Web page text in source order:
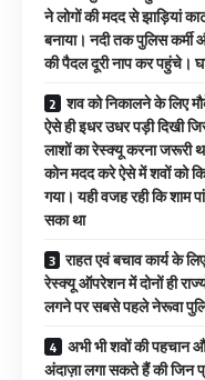
ने लोगों की मदद से झाड़ियां
बनाया। नदी तक पुलिस कर्मी
की पैदल दूरी नाप कर पहुंचे।
शव को निकालने के लिए
ऐसे ही इधर उधर पड़ी दिखी
लाशों का रेस्क्यू करना जरूरी
कोन मदद करे ऐसे में शवों को
गया। यही वजह रही कि शाम
सका था
राहत एवं बचाव कार्य के
रेस्क्यू ऑपरेशन में दोनों ही
लगने पर सबसे पहले नेरूवा
अभी भी शवों की पहचान
अंदाज़ा लगा सकते हैं की जिन